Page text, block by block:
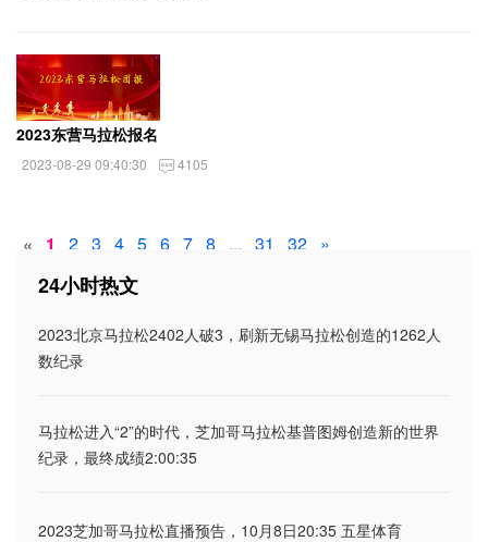
2023东营马拉松报名
2023-08-29 09:40:30 4105
« 1 2 3 4 5 6 7 8 ... 31 32 »
24小时热文
2023北京马拉松2402人破3，刷新无锡马拉松创造的1262人
数纪录
马拉松进入“2”的时代，芝加哥马拉松基普图姆创造新的世界
纪录，最终成绩2:00:35
2023芝加哥马拉松直播预告，10月8日20:35 五星体育